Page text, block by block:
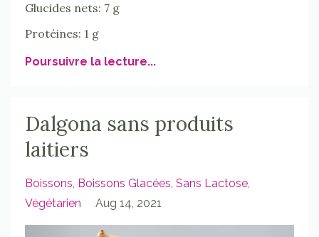
Glucides nets: 7 g
Protéines: 1 g
Poursuivre la lecture...
Dalgona sans produits
laitiers
Boissons Boissons Glacées Sans Lactose
Végétarien
Aug 14, 2021